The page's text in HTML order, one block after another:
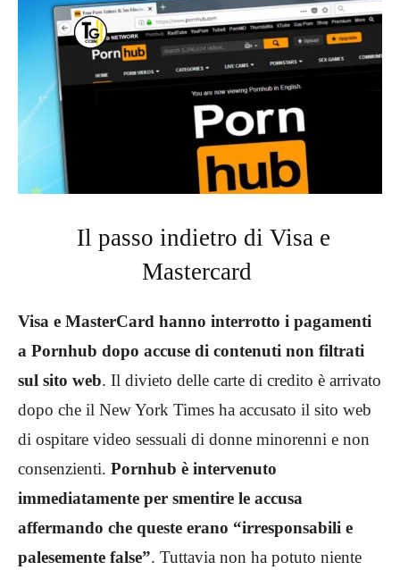
Il passo indietro di Visa e
Mastercard
Visa e MasterCard hanno interrotto i pagamenti
a Pornhub dopo accuse di contenuti non filtrati
sul sito web. Il divieto delle carte di credito è arrivato
dopo che il New York Times ha accusato il sito web
di ospitare video sessuali di donne minorenni e non
consenzienti. Pornhub è intervenuto
immediatamente per smentire le accusa
affermando che queste erano “irresponsabili e
palesemente false”. Tuttavia non ha potuto niente